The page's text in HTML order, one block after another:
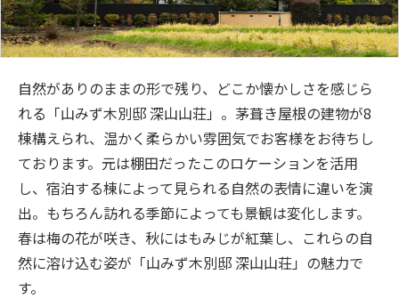
自然がありのままの形で残り、どこか懐かしさを感じら
れる「山みず木別邸 深山山荘」。茅葺き屋根の建物が8
棟構えられ、温かく柔らかい雰囲気でお客様をお待ちし
ております。元は棚田だったこのロケーションを活用
し、宿泊する棟によって見られる自然の表情に違いを演
出。もちろん訪れる季節によっても景観は変化します。
春は梅の花が咲き、秋にはもみじが紅葉し、これらの自
然に溶け込む姿が「山みず木別邸 深山山荘」の魅力で
す。